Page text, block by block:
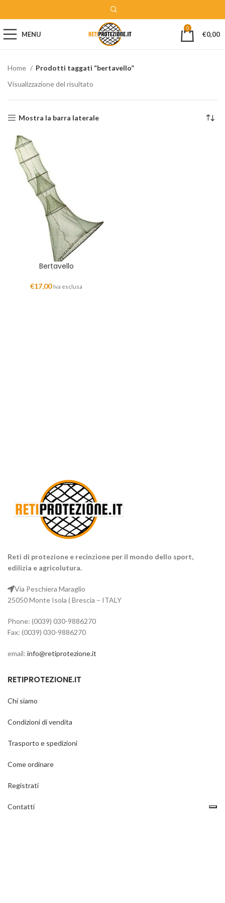
MENU
0
€0,00
Home
Prodotti taggati “bertavello”
Visualizzazione del risultato
Mostra la barra laterale
Bertavello
€17,00 Iva esclusa
Reti di protezione e recinzione per il mondo dello sport,
edilizia e agricolutura.
Via Peschiera Maraglio
25050 Monte Isola ( Brescia – ITALY
Phone: (0039) 030-9886270
Fax: (0039) 030-9886270
email: info@retiprotezione.it
RETIPROTEZIONE.IT
Chi siamo
Condizioni di vendita
Trasporto e spedizioni
Come ordinare
Registrati
Contatti